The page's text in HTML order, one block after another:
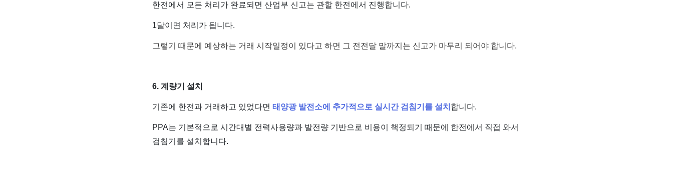
한전에서 모든 처리가 완료되면 산업부 신고는 관할 한전에서 진행합니다.
1달이면 처리가 됩니다.
그렇기 때문에 예상하는 거래 시작일정이 있다고 하면 그 전전달 말까지는 신고가 마무리 되어야 합니다.
6. 계량기 설치
기존에 한전과 거래하고 있었다면 태양광 발전소에 추가적으로 실시간 검침기를 설치 합니다.
PPA는 기본적으로 시간대별 전력사용량과 발전량 기반으로 비용이 책정되기 때문에 한전에서 직접 와서
검침기를 설치합니다.